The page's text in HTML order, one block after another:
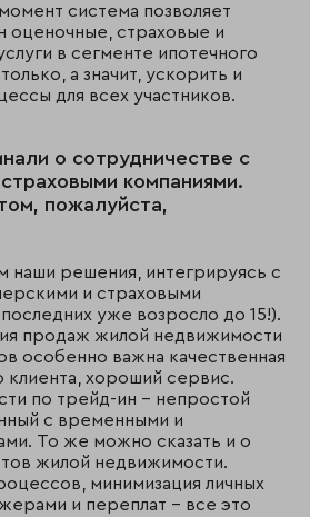
система позволяет
оценочные, страховые и
в сегменте ипотечного
а значит, ускорить и
для всех участников.
о сотрудничестве с
компаниями.
пожалуйста,
наши решения, интегрируясь с
и страховыми
уже возросло до 15!).
продаж жилой недвижимости
особенно важна качественная
клиента, хороший сервис.
по трейд-ин – непростой
с временными и
То же можно сказать и о
жилой недвижимости.
минимизация личных
и переплат – все это